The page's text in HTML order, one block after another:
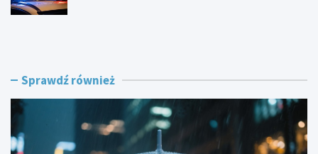
J
z
w
a
A
o
e
s
Sprawdź również